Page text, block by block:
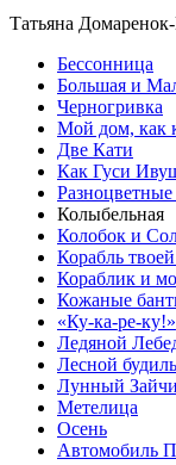
Татьяна
Бессонница
Большая и
Черногривка
Мой дом, как
Две Кати
Как Гуси
Колыбельная
Колобок и
Корабль
Кораблик и
Кожаные
«Ку-ка-ре-ку!»
Ледяной
Лесной
Лунный
Метелица
Осень
Автомобиль